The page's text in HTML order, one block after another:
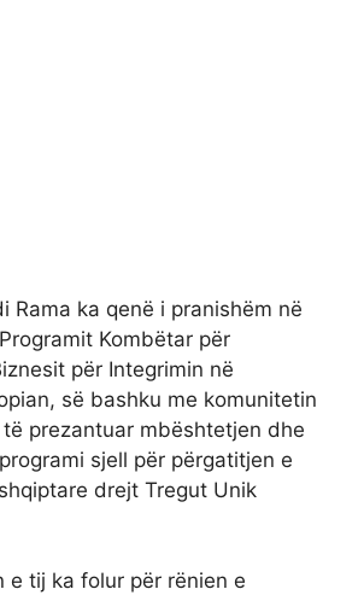
Rama ka qenë i pranishëm në
Kombëtar për
për Integrimin në
së bashku me komunitetin
prezantuar mbështetjen dhe
sjell për përgatitjen e
drejt Tregut Unik
e tij ka folur për rënien e